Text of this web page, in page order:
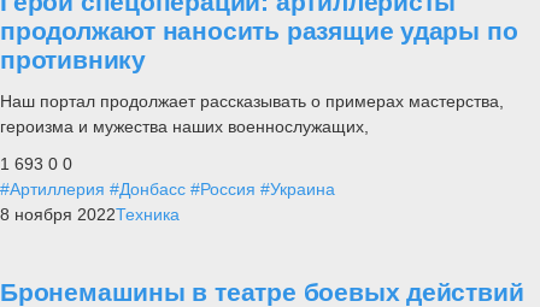
продолжают наносить разящие удары по
противнику
Наш портал продолжает рассказывать о примерах мастерства,
героизма и мужества наших военнослужащих,
1 693 0 0
#Артиллерия #Донбасс #Россия #Украина
8 ноября 2022Техника
Бронемашины в театре боевых действий